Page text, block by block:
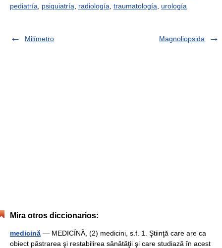
pediatría
psiquiatría radiología traumatología urología
Milímetro Magnoliopsida
Mira otros diccionarios:
medicină — MEDICÍNĂ, (2) medicini, s.f. 1. Ştiinţă care are ca
obiect păstrarea şi restabilirea sănătăţii şi care studiază în acest